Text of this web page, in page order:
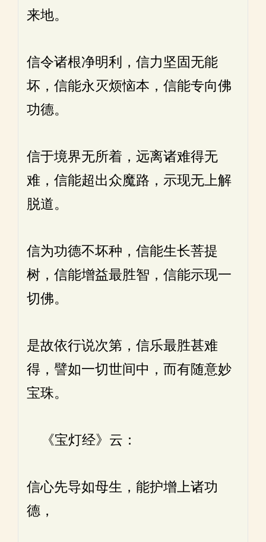
来地。
信令诸根净明利，信力坚固无能
坏，信能永灭烦恼本，信能专向佛
功德。
信于境界无所着，远离诸难得无
难，信能超出众魔路，示现无上解
脱道。
信为功德不坏种，信能生长菩提
树，信能增益最胜智，信能示现一
切佛。
是故依行说次第，信乐最胜甚难
得，譬如一切世间中，而有随意妙
宝珠。
《宝灯经》云：
信心先导如母生，能护增上诸功
德，